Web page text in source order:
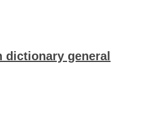
dictionary general